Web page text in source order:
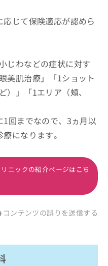
応じて保険適応が認めら
じわなどの症状に対す
美肌治療」「1ショット
）」「1エリア（頬、
回までなので、3ヵ月以
になります。
ニックの紹介ページはこち
コンテンツの誤りを送信する